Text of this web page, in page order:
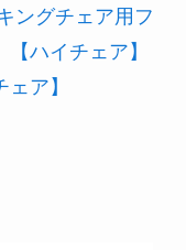
ングチェア用フ
ハイチェア】
ア】